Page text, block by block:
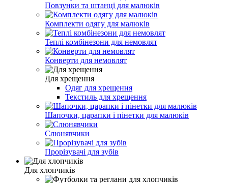
Повзунки та штанці для малюків
Комплекти одягу для малюків
Теплі комбінезони для немовлят
Конверти для немовлят
Для хрещення
Одяг для хрещення
Текстиль для хрещення
Шапочки, царапки і пінетки для малюків
Слюнявчики
Прорізувачі для зубів
Для хлопчиків